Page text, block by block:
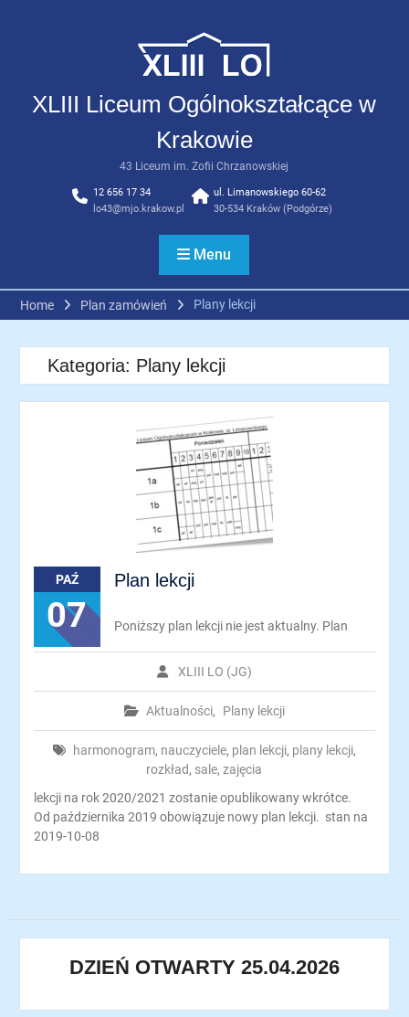
XLIII Liceum Ogólnokształcące w
Krakowie
43 Liceum im. Zofii Chrzanowskiej
12 656 17 34
lo43@mjo.krakow.pl
ul. Limanowskiego 60-62
30-534 Kraków (Podgórze)
Menu
Home Plan zamówień Plany lekcji
Kategoria: Plany lekcji
PAŹ
07
Plan lekcji
XLIII LO (JG)
Aktualności, Plany lekcji
harmonogram, nauczyciele, plan lekcji, plany lekcji,
rozkład, sale,zajęcia
Poniższy plan lekcji nie jest aktualny. Plan
lekcji na rok 2020/2021 zostanie opublikowany wkrótce.
Od października 2019 obowiązuje nowy plan lekcji. stan na
2019-10-08
DZIEŃ OTWARTY 25.04.2026